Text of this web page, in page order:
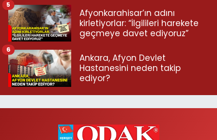
Afyonkarahisar’ın adını
kirletiyorlar: “İlgilileri harekete
geçmeye davet ediyoruz”
5
Ankara, Afyon Devlet
Hastanesini neden takip
ediyor?
6